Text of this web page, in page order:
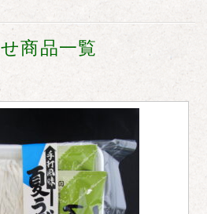
商品一覧